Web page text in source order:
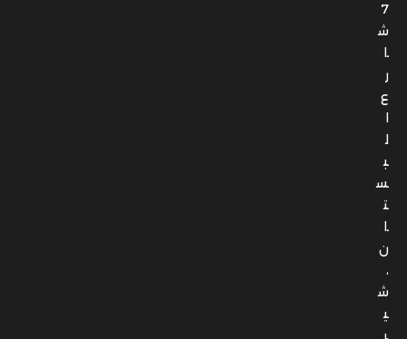
7
ش
ا
ر
ع
ا
ل
ب
س
ت
ا
ن
،
ش
ي
ر